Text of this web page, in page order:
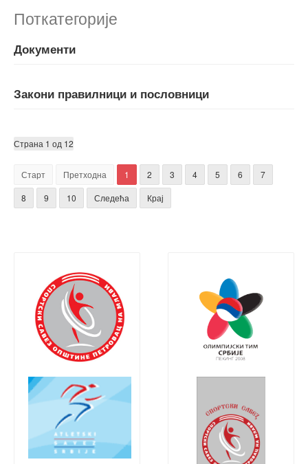
Поткатегорије
Документи
Закони правилници и пословници
Страна 1 од 12
Старт Претходна 1 2 3 4 5 6
7
8
9 10 Следећа Крај